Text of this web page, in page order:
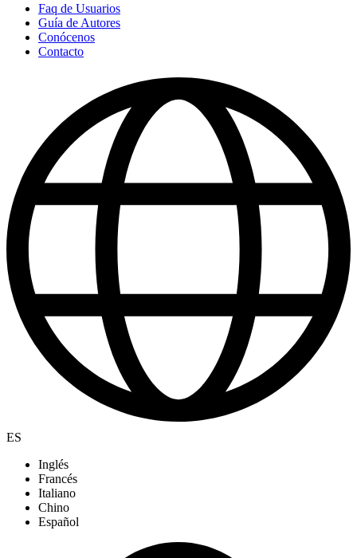
Faq de Usuarios
Guía de Autores
Conócenos
Contacto
ES
Inglés
Francés
Italiano
Chino
Español